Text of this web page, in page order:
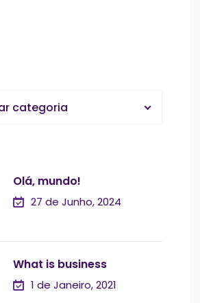
categoria
Olá, mundo!
27 de Junho, 2024
What is business
1 de Janeiro, 2021